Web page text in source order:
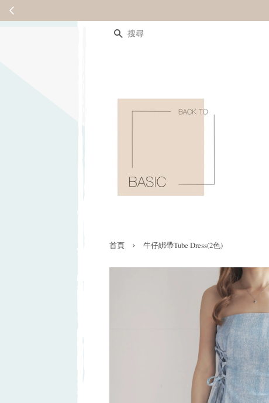
搜尋
首頁 › 牛仔綁帶Tube Dress(2色)